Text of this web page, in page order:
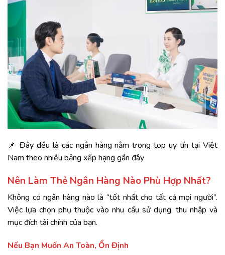
📌 Đây đều là các ngân hàng nằm trong top uy tín tại Việt
Nam theo nhiều bảng xếp hạng gần đây
Nên Làm Thẻ Ngân Hàng Nào Phù Hợp Nhất?
Không có ngân hàng nào là “tốt nhất cho tất cả mọi người”.
Việc lựa chọn phụ thuộc vào nhu cầu sử dụng, thu nhập và
mục đích tài chính của bạn.
Nếu Bạn Muốn An Toàn, Ổn Định